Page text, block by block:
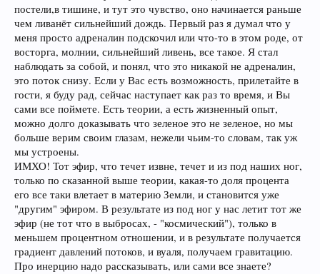
постели,в тишине, и тут это чувство, оно начинается раньше
чем ливанёт сильнейший дождь. Первый раз я думал что у
меня просто адреналин подскочил или что-то в этом роде, от
восторга, молнии, сильнейший ливень, все такое. Я стал
наблюдать за собой, и понял, что это никакой не адреналин,
это поток снизу. Если у Вас есть возможность, прилетайте в
гости, я буду рад, сейчас наступает как раз то время, и Вы
сами все поймете. Есть теории, а есть жизненный опыт,
можно долго доказывать что зеленое это не зеленое, но мы
больше верим своим глазам, нежели чьим-то словам, так уж
мы устроены.
ИМХО! Тот эфир, что течет извне, течет и из под наших ног,
только по сказанной выше теории, какая-то доля процента
его все таки влетает в материю Земли, и становится уже
"другим" эфиром. В результате из под ног у нас летит тот же
эфир (не тот что в выбросах, - "космический"), только в
меньшем процентном отношении, и в результате получается
градиент давлений потоков, и вуаля, получаем гравитацию.
Про инерцию надо рассказывать, или сами все знаете?